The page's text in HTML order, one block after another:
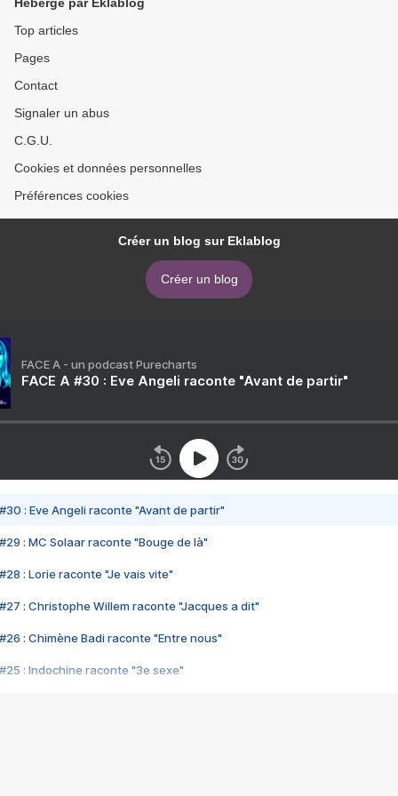
Top articles
Pages
Contact
Signaler un abus
C.G.U.
Cookies et données personnelles
Préférences cookies
Créer un blog sur Eklablog
Créer un blog
FACE A - un podcast Purecharts
FACE A #30 : Eve Angeli raconte "Avant de partir"
#30 : Eve Angeli raconte "Avant de partir"
#29 : MC Solaar raconte "Bouge de là"
#28 : Lorie raconte "Je vais vite"
#27 : Christophe Willem raconte "Jacques a dit"
#26 : Chimène Badi raconte "Entre nous"
#25 : Indochine raconte "3e sexe"